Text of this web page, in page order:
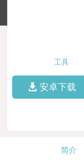
工具
安卓下载
简介